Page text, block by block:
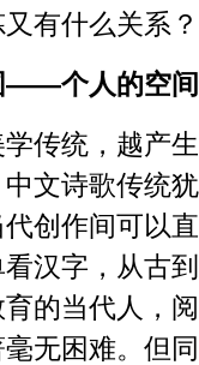
有什么关系？
——个人的空
统，越产生
文诗歌传统
创作间可以
汉字，从古
的当代人，
无困难。但